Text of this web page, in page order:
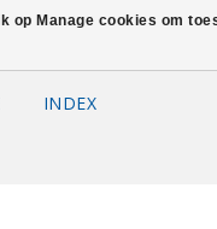
INDEX
Manage cookies om